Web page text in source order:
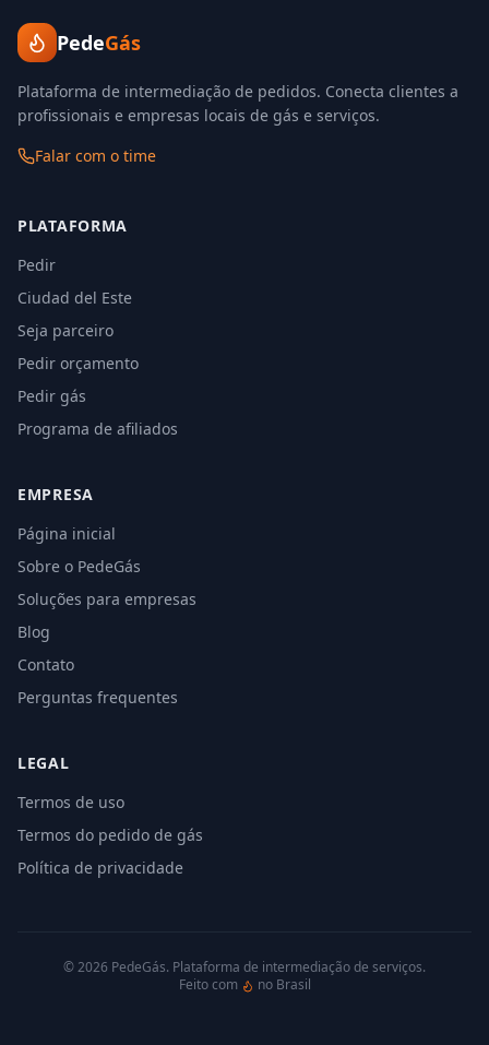
PedeGás
Plataforma de intermediação de pedidos. Conecta clientes a
profissionais e empresas locais de gás e serviços.
Falar com o time
PLATAFORMA
Pedir
Ciudad del Este
Seja parceiro
Pedir orçamento
Pedir gás
Programa de afiliados
EMPRESA
Página inicial
Sobre o PedeGás
Soluções para empresas
Blog
Contato
Perguntas frequentes
LEGAL
Termos de uso
Termos do pedido de gás
Política de privacidade
©2026 PedeGás. Plataforma de intermediação de serviços.
Feito com
no Brasil